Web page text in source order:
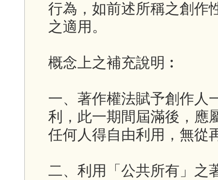
行為，如前述所稱之創作
之適用。
概念上之補充說明︰
一、著作權法賦予創作人
利，此一期間屆滿後，應
任何人得自由利用，無從
二、利用「公共所有」之